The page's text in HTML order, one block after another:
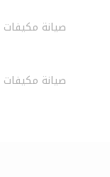
صيانة مكيفات
صيانة مكيفات